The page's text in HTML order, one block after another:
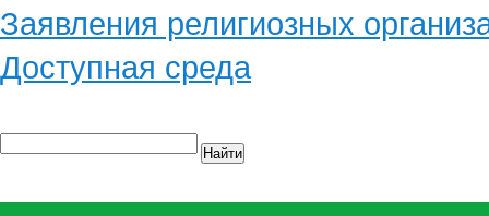
Заявления религиозных
Доступная среда
Найти